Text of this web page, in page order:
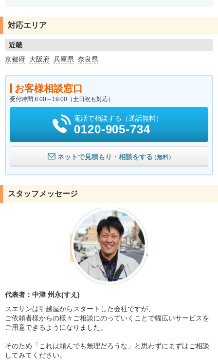
対応エリア
近畿
京都府 大阪府 兵庫県 奈良県
お客様相談窓口
受付時間 8:00～19:00（土日祝も対応）
電話で相談する（通話無料）
0120-905-734
ネットで見積もり・相談をする（無料）
スタッフメッセージ
代表者：中津 州永(すえ)
スエサンは引越屋からスタートした会社ですが、
ご依頼者様からの様々ご相談にのっていくことで幅広いサービスを
ご用意できるようになりました。
そのため「これは頼んでも無理だろうな」と思わずにまずはご相談
してみてください。